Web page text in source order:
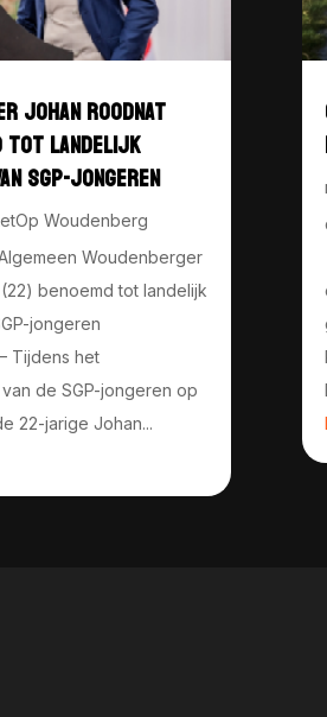
JOHAN ROODNAT
LANDELIJK
SGP-JONGEREN
Woudenberg
Woudenberger
benoemd tot landelijk
jongeren
Tijdens het
de SGP-jongeren op
22-jarige Johan...